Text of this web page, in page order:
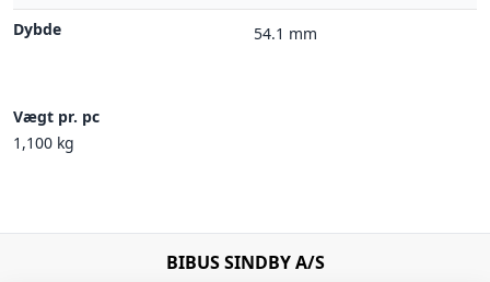
Dybde
54.1 mm
Vægt pr. pc
1,100 kg
BIBUS SINDBY A/S